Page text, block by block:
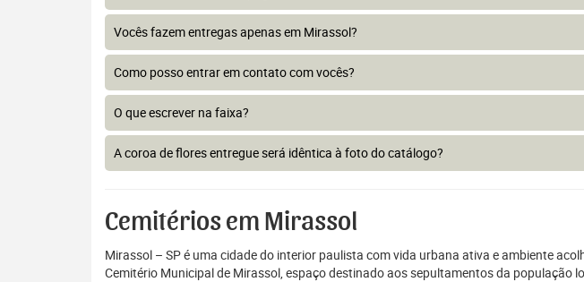
Vocês fazem entregas apenas em Mirassol?
Como posso entrar em contato com vocês?
O que escrever na faixa?
A coroa de flores entregue será idêntica à foto do catálogo?
Cemitérios em Mirassol
Mirassol – SP é uma cidade do interior paulista com vida urbana ativa e ambiente
Cemitério Municipal de Mirassol, espaço destinado aos sepultamentos da população